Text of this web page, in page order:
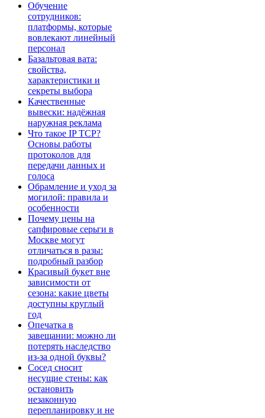
Обучение
сотрудников:
платформы, которые
вовлекают линейный
персонал
Базальтовая вата:
свойства,
характеристики и
секреты выбора
Качественные
вывески: надёжная
наружная реклама
Что такое IP TCP?
Основы работы
протоколов для
передачи данных и
голоса
Обрамление и уход за
могилой: правила и
особенности
Почему цены на
сапфировые серьги в
Москве могут
отличаться в разы:
подробный разбор
Красивый букет вне
зависимости от
сезона: какие цветы
доступны круглый
год
Опечатка в
завещании: можно ли
потерять наследство
из-за одной буквы?
Сосед сносит
несущие стены: как
остановить
незаконную
перепланировку и не